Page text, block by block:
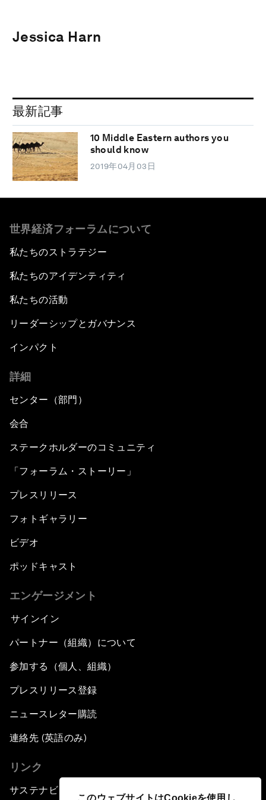
このウェブサイトはCookieを使用し
Jessica Harn
最新記事
10 Middle Eastern authors you
should know
2019年04月03日
世界経済フォーラムについて
私たちのストラテジー
私たちのアイデンティティ
私たちの活動
リーダーシップとガバナンス
インパクト
詳細
センター（部門）
会合
ステークホルダーのコミュニティ
「フォーラム・ストーリー」
プレスリリース
フォトギャラリー
ビデオ
ポッドキャスト
エンゲージメント
サインイン
パートナー（組織）について
参加する（個人、組織）
プレスリリース登録
ニュースレター購読
連絡先 (英語のみ)
リンク
サステナビリティへの取り組み